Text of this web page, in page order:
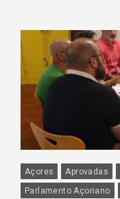
Açores Aprovadas
Parlamento Açoriano